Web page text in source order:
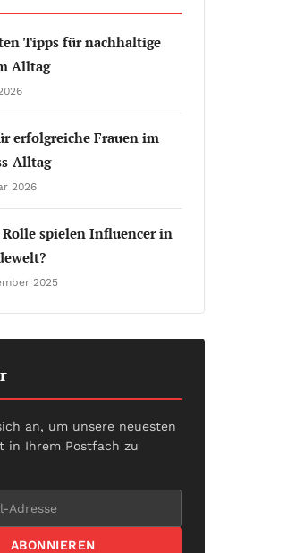
Tipps für nachhaltige
Alltag
erfolgreiche Frauen im
Alltag
2026
Rolle spielen Influencer in
2025
an, um unsere neuesten
in Ihrem Postfach zu
ABONNIEREN